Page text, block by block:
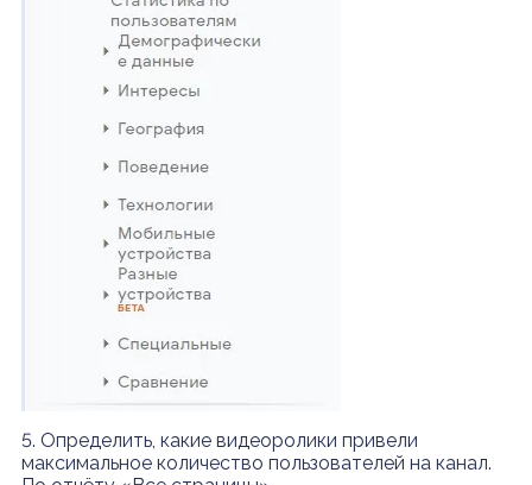
5. Определить, какие видеоролики привели
максимальное количество пользователей на канал.